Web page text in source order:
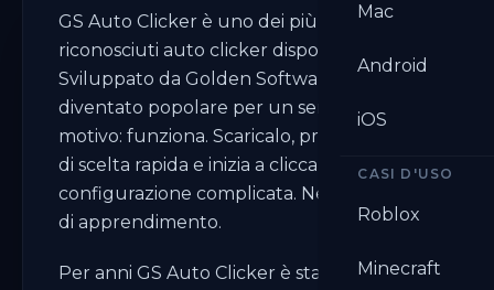
Mac
Android
iOS
CASI D'USO
Roblox
Minecraft
GS Auto Clicker è uno dei più vecchi e
riconosciuti auto clicker disponibili.
Sviluppato da Golden Software, è
diventato popolare per un semplice
motivo: funziona. Scaricalo, premi un tasto
di scelta rapida e inizia a cliccare. Nessuna
configurazione complicata. Nessuna curva
di apprendimento.
Per anni GS Auto Clicker è stato la scelta